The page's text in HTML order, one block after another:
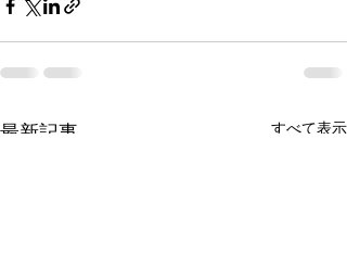
最新記事 すべて表示